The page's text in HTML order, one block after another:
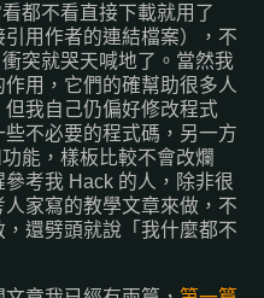
都不看直接下載就用了
引用作者的連結檔案），不
突就哭天喊地了。當然我
用，它們的確幫助很多人
我自己仍偏好修改程式
不必要的程式碼，另一方
能，樣板比較不會改爛
考我 Hack 的人，除非很
家寫的教學文章來做，不
還劈頭就說「我什麼都不